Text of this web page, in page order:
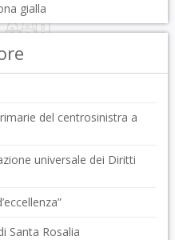
gialla
del centrosinistra a
universale dei Diritti
Santa Rosalia